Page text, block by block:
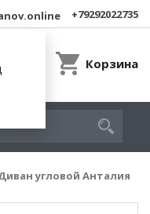
+79292022735
Корзина
угловой Анталия